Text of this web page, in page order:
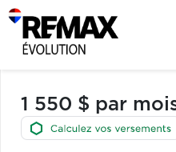
1 550 $ par